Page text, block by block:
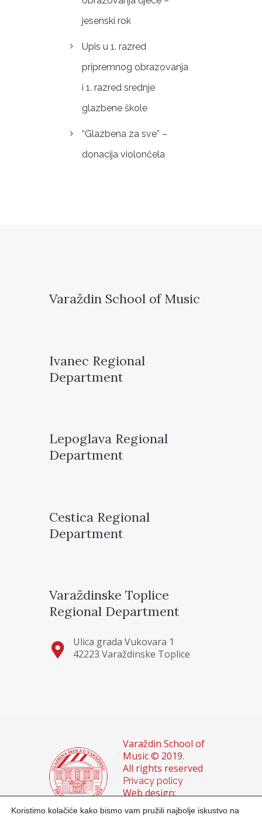
jesenski rok
Upis u 1. razred
pripremnog obrazovanja
i 1. razred srednje
glazbene škole
“Glazbena za sve” –
donacija violončela
Varaždin School of Music
Ivanec Regional
Department
Lepoglava Regional
Department
Cestica Regional
Department
Varaždinske Toplice
Regional Department
Ulica grada Vukovara 1
42223 Varaždinske Toplice
Varaždin School of
Music © 2019.
All rights reserved
Privacy policy
Web design:
Domagoj Sigur &
Koristimo kolačiće kako bismo vam pružili najbolje iskustvo na